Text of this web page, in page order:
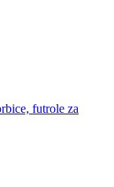
futrole za